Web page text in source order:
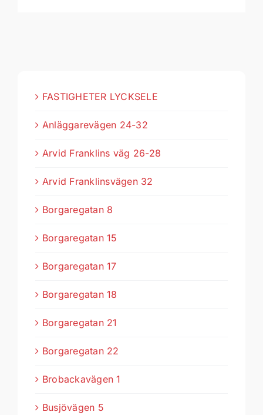
FASTIGHETER LYCKSELE
Anläggarevägen 24-32
Arvid Franklins väg 26-28
Arvid Franklinsvägen 32
Borgaregatan 8
Borgaregatan 15
Borgaregatan 17
Borgaregatan 18
Borgaregatan 21
Borgaregatan 22
Brobackavägen 1
Busjövägen 5